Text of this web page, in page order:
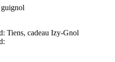
guignol
Tiens, cadeau Izy-Gnol